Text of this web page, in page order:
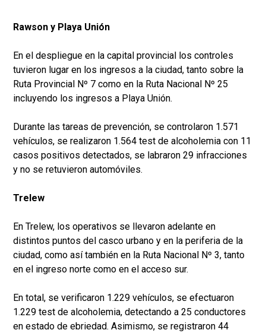
Rawson y Playa Unión
En el despliegue en la capital provincial los controles
tuvieron lugar en los ingresos a la ciudad, tanto sobre la
Ruta Provincial Nº 7 como en la Ruta Nacional Nº 25
incluyendo los ingresos a Playa Unión.
Durante las tareas de prevención, se controlaron 1.571
vehículos, se realizaron 1.564 test de alcoholemia con 11
casos positivos detectados, se labraron 29 infracciones
y no se retuvieron automóviles.
Trelew
En Trelew, los operativos se llevaron adelante en
distintos puntos del casco urbano y en la periferia de la
ciudad, como así también en la Ruta Nacional Nº 3, tanto
en el ingreso norte como en el acceso sur.
En total, se verificaron 1.229 vehículos, se efectuaron
1.229 test de alcoholemia, detectando a 25 conductores
en estado de ebriedad. Asimismo, se registraron 44